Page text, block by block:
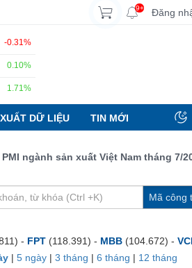
9+ Đăng
-0.31%
0.10%
1.71%
XUẤT DỮ LIỆU TIN MỚI
sản xuất Việt Nam tháng 7/
Mã công
- FPT (118.391) - MBB (104.672) -
| 5 ngày | 3 tháng | 6 tháng | 12 tháng